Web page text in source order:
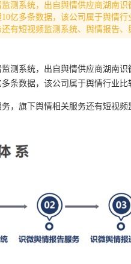
测系统，出自舆情供应商湖南
亿多条数据，该公司属于舆情
有短视频监测系统、舆情报告
测系统，出自舆情供应商湖南
条数据，该公司属于舆情行业比
务，旗下舆情相关服务还有短视